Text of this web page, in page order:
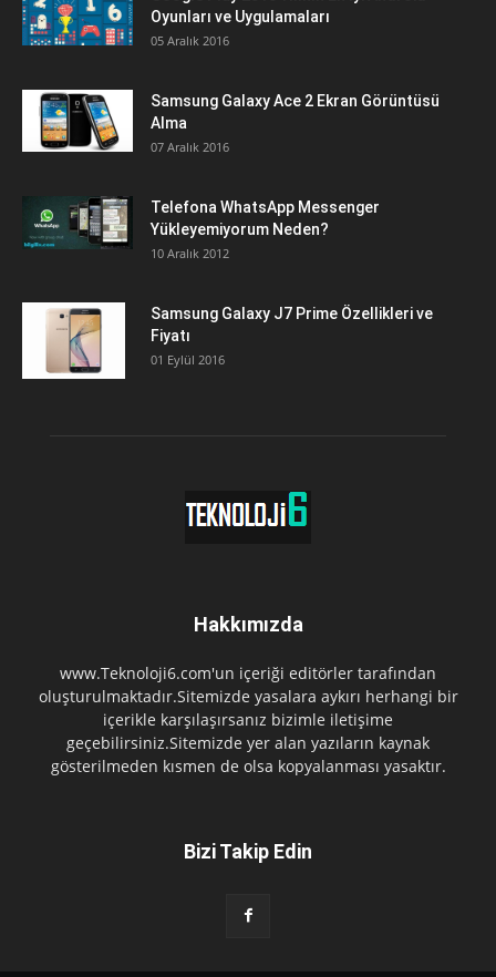
Oyunları ve Uygulamaları
05 Aralık 2016
Samsung Galaxy Ace 2 Ekran Görüntüsü
Alma
07 Aralık 2016
Telefona WhatsApp Messenger
Yükleyemiyorum Neden?
10 Aralık 2012
Samsung Galaxy J7 Prime Özellikleri ve
Fiyatı
01 Eylül 2016
Hakkımızda
www.Teknoloji6.com'un içeriği editörler tarafından
oluşturulmaktadır.Sitemizde yasalara aykırı herhangi bir
içerikle karşılaşırsanız bizimle iletişime
geçebilirsiniz.Sitemizde yer alan yazıların kaynak
gösterilmeden kısmen de olsa kopyalanması yasaktır.
Bizi Takip Edin